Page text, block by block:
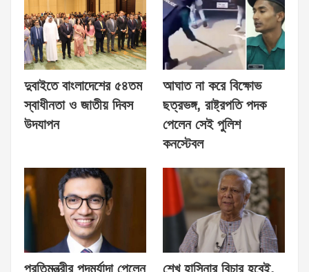
দুবাইতে বাংলাদেশের ৫৪তম
স্বাধীনতা ও জাতীয় দিবস
উদযাপন
আঘাত না করে বিক্ষোভ
ছত্রভঙ্গ, রাষ্ট্রপতি পদক
পেলেন সেই পুলিশ
কনস্টেবল